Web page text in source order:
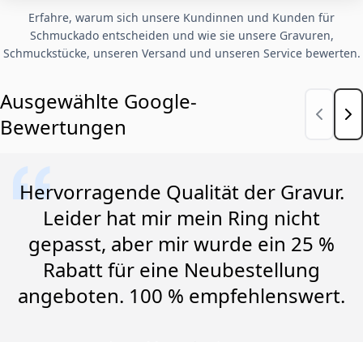
Erfahre, warum sich unsere Kundinnen und Kunden für
Schmuckado entscheiden und wie sie unsere Gravuren,
Schmuckstücke, unseren Versand und unseren Service bewerten.
Ausgewählte Google-
Bewertungen
Hervorragende Qualität der Gravur.
Leider hat mir mein Ring nicht
gepasst, aber mir wurde ein 25 %
Rabatt für eine Neubestellung
angeboten. 100 % empfehlenswert.